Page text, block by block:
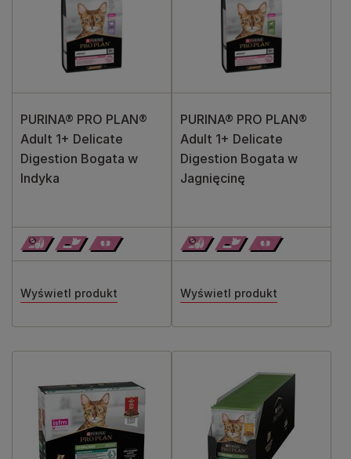
PURINA® PRO PLAN®
Adult 1+ Delicate
Digestion Bogata w
Indyka
Wyświetl produkt
PURINA® PRO PLAN®
Adult 1+ Delicate
Digestion Bogata w
Jagnięcinę
Wyświetl produkt